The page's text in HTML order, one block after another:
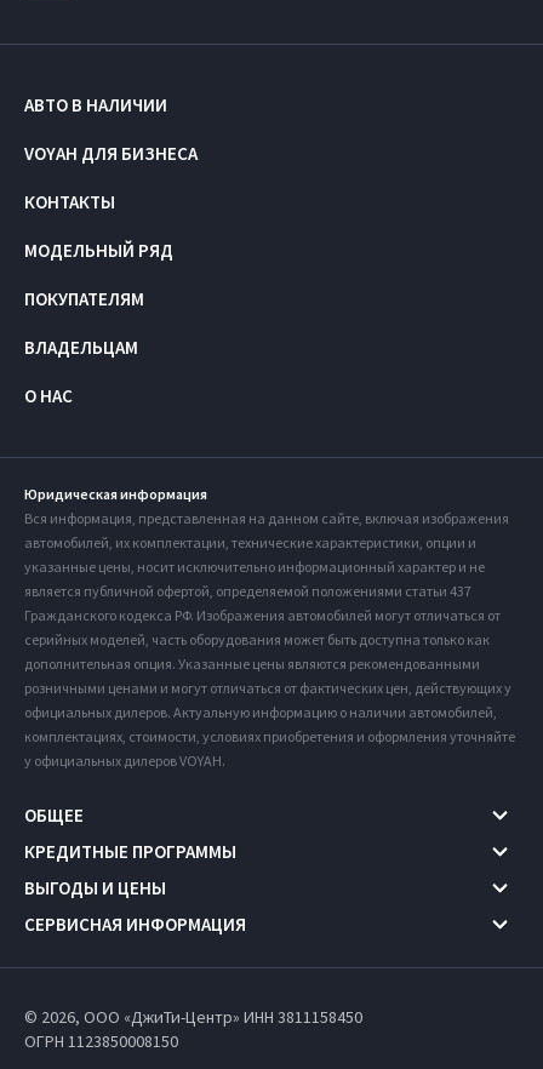
АВТО В НАЛИЧИИ
VOYAH ДЛЯ БИЗНЕСА
КОНТАКТЫ
МОДЕЛЬНЫЙ РЯД
ПОКУПАТЕЛЯМ
ВЛАДЕЛЬЦАМ
О НАС
Юридическая информация
Вся информация, представленная на данном сайте, включая изображения
автомобилей, их комплектации, технические характеристики, опции и
указанные цены, носит исключительно информационный характер и не
является публичной офертой, определяемой положениями статьи 437
Гражданского кодекса РФ. Изображения автомобилей могут отличаться от
серийных моделей, часть оборудования может быть доступна только как
дополнительная опция. Указанные цены являются рекомендованными
розничными ценами и могут отличаться от фактических цен, действующих у
официальных дилеров. Актуальную информацию о наличии автомобилей,
комплектациях, стоимости, условиях приобретения и оформления уточняйте
у официальных дилеров VOYAH.
ОБЩЕЕ
КРЕДИТНЫЕ ПРОГРАММЫ
ВЫГОДЫ И ЦЕНЫ
СЕРВИСНАЯ ИНФОРМАЦИЯ
© 2026, ООО «ДжиТи-Центр» ИНН 3811158450
ОГРН 1123850008150